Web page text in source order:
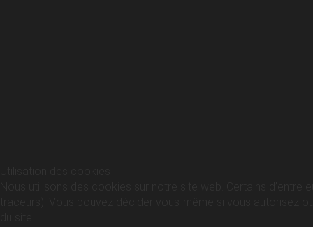
Nous utilisons des cookies sur notre site web. Certains
traceurs). Vous pouvez décider vous-même si vous autorisez